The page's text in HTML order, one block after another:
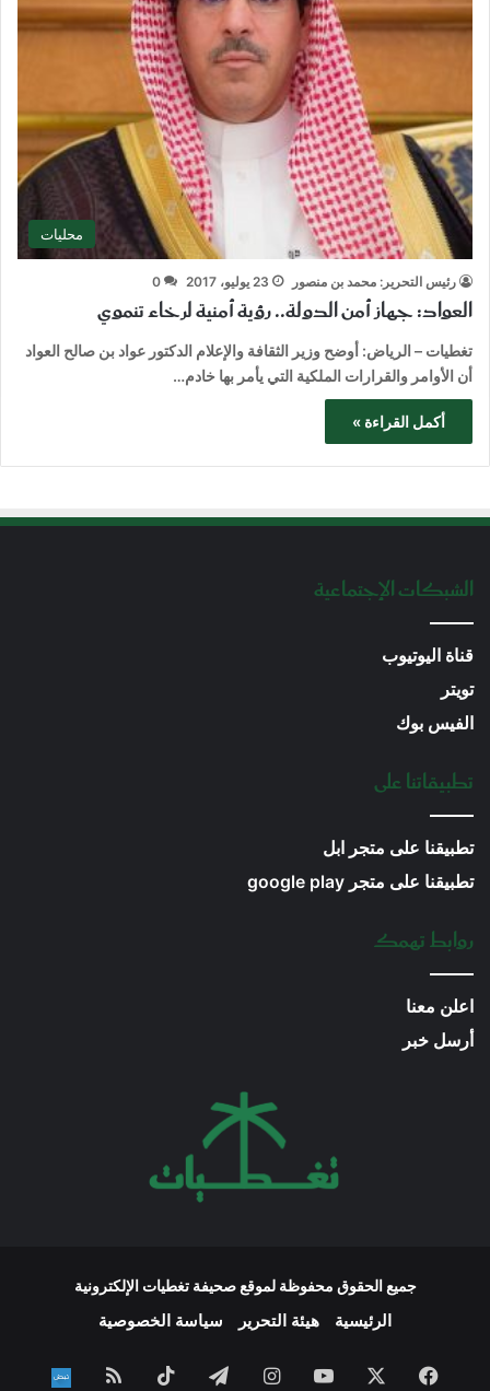
محليات
رئيس التحرير: محمد بن منصور 23 يوليو، 2017 0
العواد: جهاز أمن الدولة.. رؤية أمنية لرخاء تنموي
تغطيات – الرياض: أوضح وزير الثقافة والإعلام الدكتور عواد بن صالح العواد
أن الأوامر والقرارات الملكية التي يأمر بها خادم…
أكمل القراءة »
الشبكات الإجتماعية
قناة اليوتيوب
تويتر
الفيس بوك
تطبيقاتنا على
تطبيقنا على متجر ابل
تطبيقنا على متجر google play
روابط تهمك
اعلن معنا
أرسل خبر
جميع الحقوق محفوظة لموقع صحيفة تغطيات الإلكترونية
الرئيسية هيئة التحرير سياسة الخصوصية
فيسبوك ‫YouTubeانستقرامتيلقرام ‫TikTokملخص